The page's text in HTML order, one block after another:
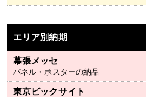
エリア別納期
幕張メッセ
パネル・ポスターの納品
東京ビックサイト